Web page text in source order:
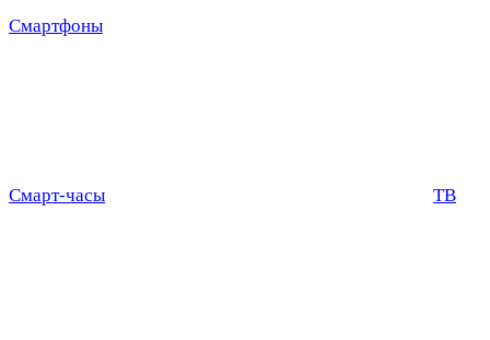
Смартфоны
Смарт-часы ТВ